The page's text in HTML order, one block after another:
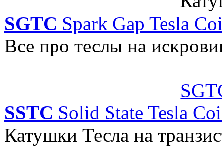
SGTC Spark Gap Tesla
Все про теслы на
SSTC Solid State Tesla
Катушки Тесла на